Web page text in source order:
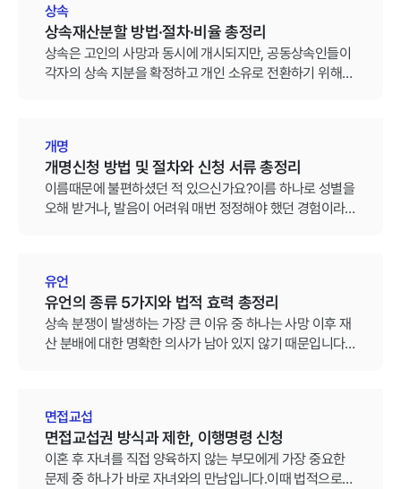
상속
상속재산분할 방법·절차·비율 총정리
상속은 고인의 사망과 동시에 개시되지만, 공동상속인들이
각자의 상속 지분을 확정하고 개인 소유로 전환하기 위해서
하기 어렵습니다. 잘못 처리하면 가족 간 상속 분쟁으로 이
어질 수 있으므로, 상속재산분할 방법과 법적 절차를 정확
히 이해하는 것이 중요합니다.
개명
개명신청 방법 및 절차와 신청 서류 총정리
이름때문에 불편하셨던 적 있으신가요?이름 하나로 성별을
오해 받거나, 발음이 어려워 매번 정정해야 했던 경험이라
유언
유언의 종류 5가지와 법적 효력 총정리
상속 분쟁이 발생하는 가장 큰 이유 중 하나는 사망 이후 재
산 분배에 대한 명확한 의사가 남아 있지 않기 때문입니다.
면접교섭
면접교섭권 방식과 제한, 이행명령 신청
이혼 후 자녀를 직접 양육하지 않는 부모에게 가장 중요한
문제 중 하나가 바로 자녀와의 만남입니다.이때 법적으로